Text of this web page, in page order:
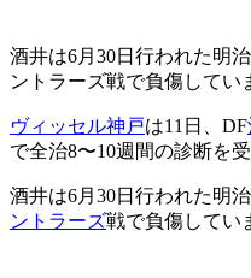
酒井は6月30日行われた明
ントラーズ戦で負傷してい
ヴィッセル神戸は11日、DF
で全治8〜10週間の診断を
酒井は6月30日行われた明
ントラーズ戦で負傷してい